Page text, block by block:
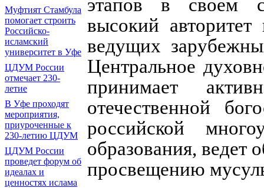
Муфтият Стамбула
помогает строить
Российско-
исламский
университет в Уфе
ЦДУМ России
отмечает 230-
летие
В Уфе проходят
мероприятия,
приуроченные к
230-летию ЦДУМ
ЦДУМ России
проведет форум об
идеалах и
ценностях ислама
этапов в своем
высокий
ведущих
Центральное
принимает
отечественной
российской
образования, ведет
просвещению